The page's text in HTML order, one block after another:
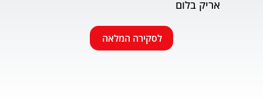
ורגשית בגובה העיניים של הילדים. מומלץ בחום.
אריק בלום
לסקירה המלאה